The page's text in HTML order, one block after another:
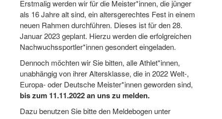
Dortmund lernt Schwimmen
Mädchen in Mannschaftssportarten
Bewegungszwerge
Bewegungskindergarten
Mini-Sportabzeichen
Sportgutschein 4.0
Erstmalig werden wir für die Meister*innen, die jünger
als 16 Jahre alt sind, ein altersgerechtes Fest in einem
neuen Rahmen durchführen. Dieses ist für den 28.
Januar 2023 geplant. Hierzu werden die erfolgreichen
Nachwuchssportler*innen gesondert eingeladen.
Dennoch möchten wir Sie bitten, alle Athlet*innen,
unabhängig von ihrer Altersklasse, die in 2022 Welt-,
Europa- oder Deutsche Meister*innen geworden sind,
bis zum 11.11.2022 an uns zu melden.
Dazu benutzen Sie bitte den Meldebogen unter